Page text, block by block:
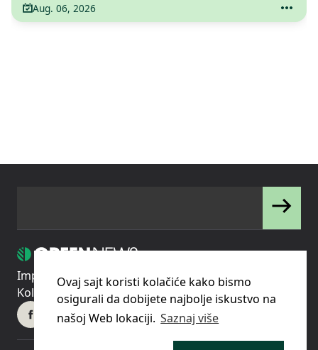
Aug. 06, 2026
Impressum Uslovi korišćenjaPolitika privatnosti
Kolačići
Pravila o korišćenju kolačića (cookies)
Ovaj sajt koristi kolačiće kako bismo
osigurali da dobijete najbolje iskustvo na
našoj Web lokaciji. Saznaj više